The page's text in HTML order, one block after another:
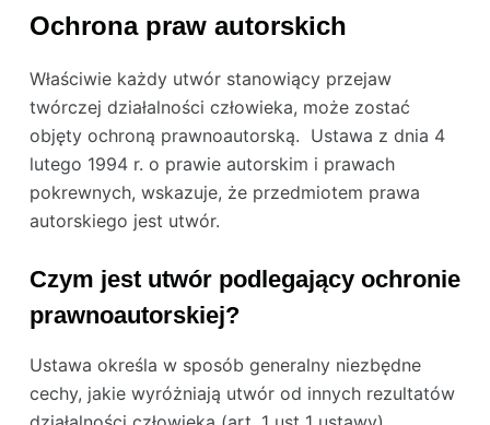
Ochrona praw autorskich
Właściwie każdy utwór stanowiący przejaw
twórczej działalności człowieka, może zostać
objęty ochroną prawnoautorską. Ustawa z dnia 4
lutego 1994 r. o prawie autorskim i prawach
pokrewnych, wskazuje, że przedmiotem prawa
autorskiego jest utwór.
Czym jest utwór podlegający ochronie
prawnoautorskiej?
Ustawa określa w sposób generalny niezbędne
cechy, jakie wyróżniają utwór od innych rezultatów